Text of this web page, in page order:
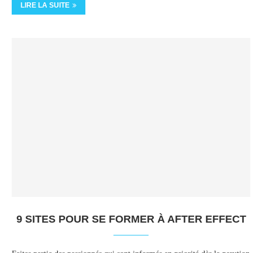
LIRE LA SUITE
9 SITES POUR SE FORMER À AFTER EFFECT